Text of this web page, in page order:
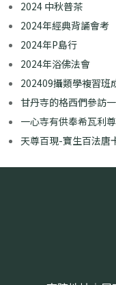
2024 中秋普茶
2024年經典背誦會考
2024年P島行
2024年浴佛法會
202409攝類學複習班
甘丹寺的格西們參訪
一心寺有供奉希瓦利
天尊百現-寶生百法唐